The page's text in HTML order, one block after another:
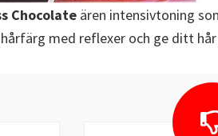
Chocolate ären intensivtoning
med reflexer och ge ditt hår